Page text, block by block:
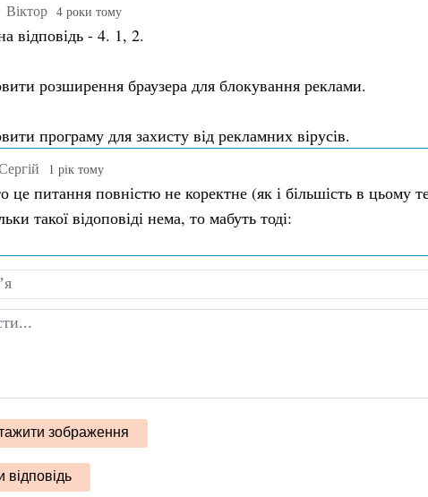
Віктор 4 роки тому
відповідь - 4. 1, 2.
розширення браузера для блокування реклами.
програму для захисту від рекламних вірусів.
1 рік тому
це питання повністю не коректне (як і більшість в цьому
такої відоповіді нема, то мабуть тоді: